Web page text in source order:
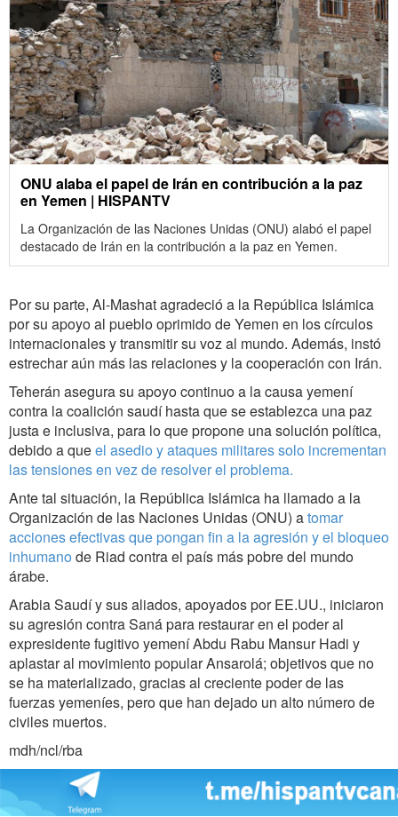
ONU alaba el papel de Irán en contribución a la paz
en Yemen | HISPANTV
La Organización de las Naciones Unidas (ONU) alabó el papel
destacado de Irán en la contribución a la paz en Yemen.
Por su parte, Al-Mashat agradeció a la República Islámica
por su apoyo al pueblo oprimido de Yemen en los círculos
internacionales y transmitir su voz al mundo. Además, instó
estrechar aún más las relaciones y la cooperación con Irán.
Teherán asegura su apoyo continuo a la causa yemení
contra la coalición saudí hasta que se establezca una paz
justa e inclusiva, para lo que propone una solución política,
debido a queel asedio y ataques militares solo incrementan
las tensiones en vez de resolver el problema.
Ante tal situación, la República Islámica ha llamado a la
Organización de las Naciones Unidas (ONU) atomar
acciones efectivas que pongan fin a la agresión y el bloqueo
inhumano de Riad contra el país más pobre del mundo
árabe.
Arabia Saudí y sus aliados, apoyados por EE.UU., iniciaron
su agresión contra Saná para restaurar en el poder al
expresidente fugitivo yemení Abdu Rabu Mansur Hadi y
aplastar al movimiento popular Ansarolá; objetivos que no
se ha materializado, gracias al creciente poder de las
fuerzas yemeníes, pero que han dejado un alto número de
civiles muertos.
mdh/ncl/rba